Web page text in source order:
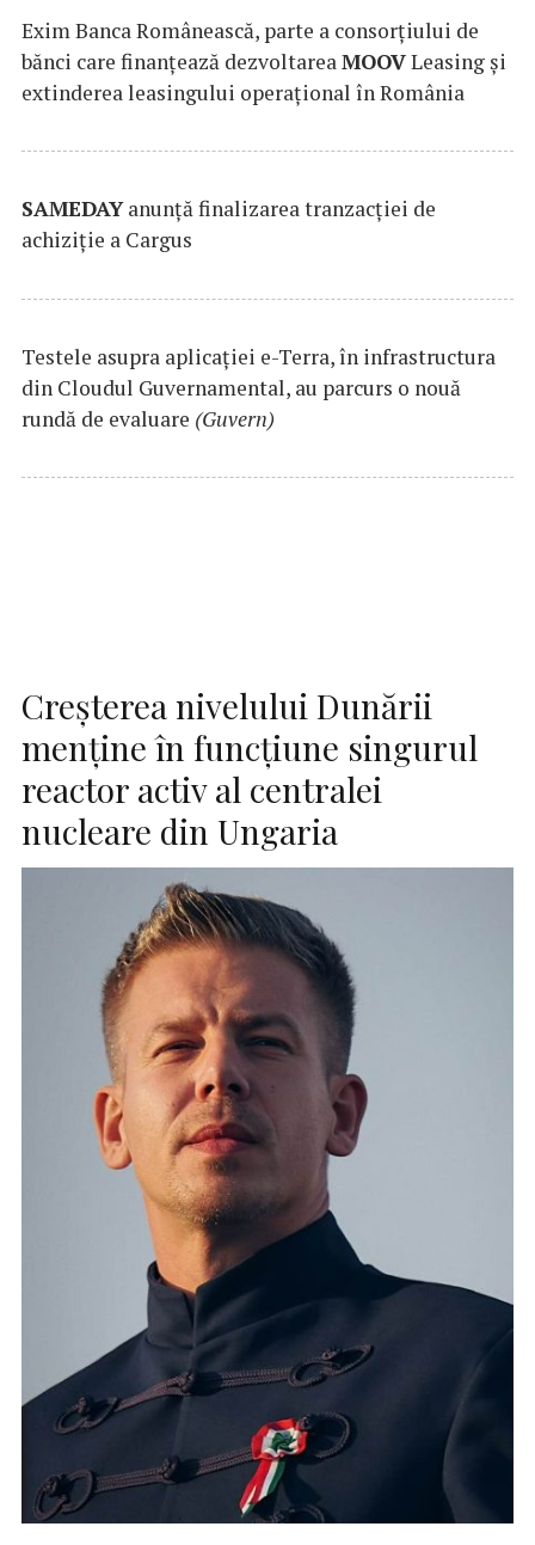
Exim Banca Românească, parte a consorțiului de
bănci care finanțează dezvoltareaMOOVLeasing și
extinderea leasingului operațional în România
SAMEDAYanunță finalizarea tranzacției de
achiziție a Cargus
Testele asupra aplicaţiei e-Terra, în infrastructura
din Cloudul Guvernamental, au parcurs o nouă
rundă de evaluare (Guvern)
Creşterea nivelului Dunării
menţine în funcţiune singurul
reactor activ al centralei
nucleare din Ungaria